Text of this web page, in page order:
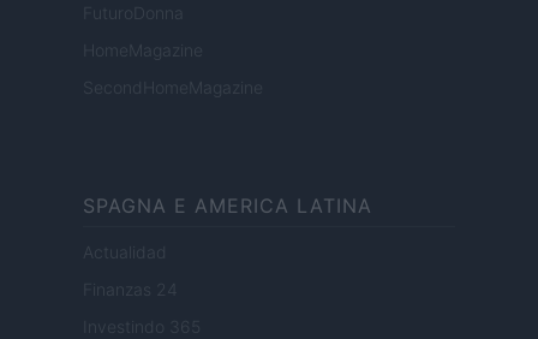
FuturoDonna
HomeMagazine
SecondHomeMagazine
SPAGNA E AMERICA LATINA
Actualidad
Finanzas 24
Investindo 365